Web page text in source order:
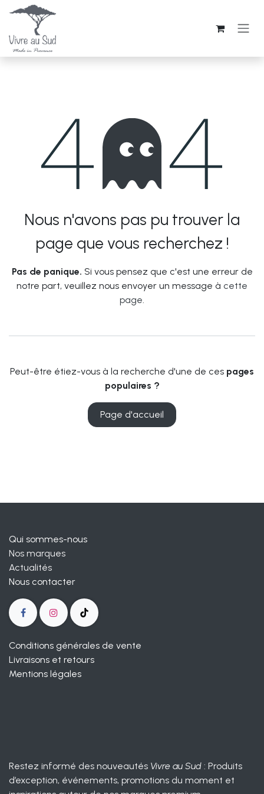
Se rendre au contenu
Erreur 404
Nous n'avons pas pu trouver la
page que vous recherchez !
Pas de panique. Si vous pensez que c'est une erreur de
notre part, veuillez nous envoyer un message à cette
page.
Peut-être étiez-vous à la recherche d'une de ces pages
populaires ?
Page d'accueil
Qui sommes-nous
Nos marques
Actualités
Nous contacter
Conditions générales de vente
Livraisons et retours
Mentions légales
Restez informé des nouveautés Vivre au Sud : Produits
d’exception, événements, promotions du moment et